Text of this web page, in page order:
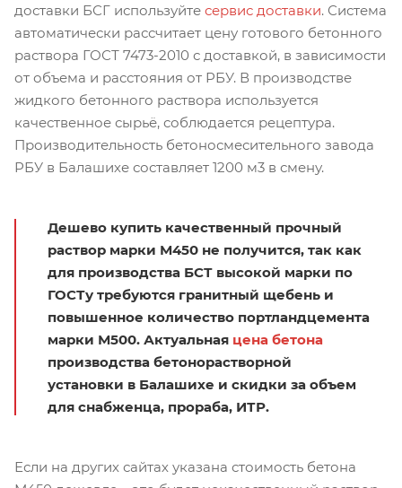
доставки БСГ используйте сервис доставки. Система
автоматически рассчитает цену готового бетонного
раствора ГОСТ 7473-2010 с доставкой, в зависимости
от объема и расстояния от РБУ. В производстве
жидкого бетонного раствора используется
качественное сырьё, соблюдается рецептура.
Производительность бетоносмесительного завода
РБУ в Балашихе составляет 1200 м3 в смену.
Дешево купить качественный прочный
раствор марки М450 не получится, так как
для производства БСТ высокой марки по
ГОСТу требуются гранитный щебень и
повышенное количество портландцемента
марки М500. Актуальная цена бетона
производства бетонорастворной
установки в Балашихе и скидки за объем
для снабженца, прораба, ИТР.
Если на других сайтах указана стоимость бетона